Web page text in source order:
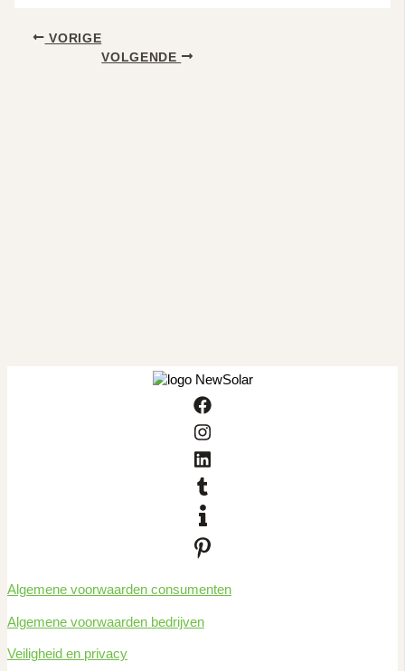
VORIGE
VOLGENDE
Algemene voorwaarden consumenten
Algemene voorwaarden bedrijven
Veiligheid en privacy